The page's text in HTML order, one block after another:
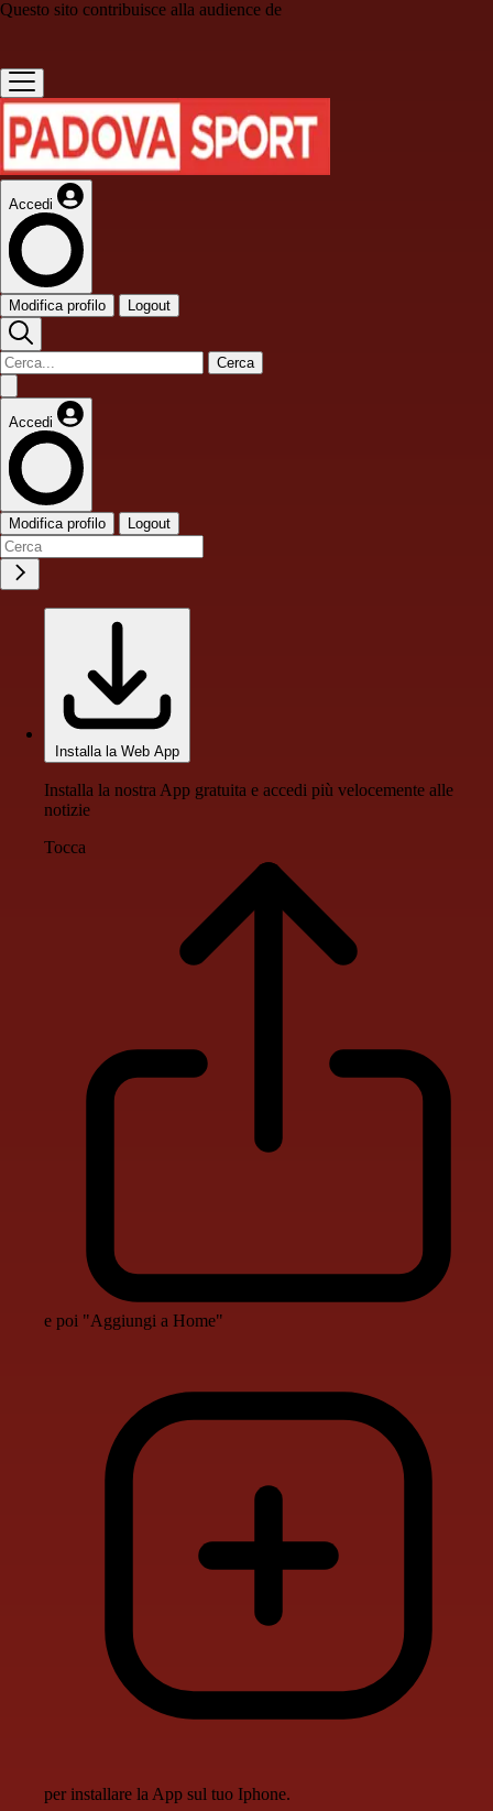
Questo sito contribuisce alla audience de
Accedi
Modifica profilo Logout
Cerca
Accedi
Modifica profilo Logout
Installa la Web App
Installa la nostra App gratuita e accedi più velocemente alle
notizie
Tocca
e poi "Aggiungi a Home"
per installare la App sul tuo Iphone.